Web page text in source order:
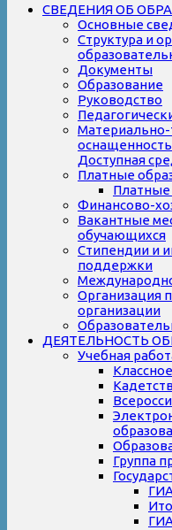
СВЕДЕНИЯ ОБ
Основные
Структура и
Документы
Образование
Руководство
Материально-
Доступная
Платные
Платные
Финансово-
Вакантные
обучающихся
Стипендии и
поддержки
Организация
организации
ДЕЯТЕЛЬНОСТЬ
Учебная
Группа